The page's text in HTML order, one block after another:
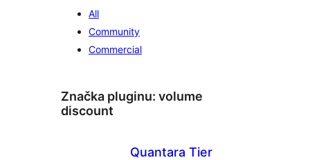
All
Community
Commercial
Značka pluginu: volume
discount
Quantara Tier